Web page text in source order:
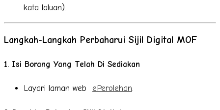
kata laluan).
Langkah-Langkah Perbaharui Sijil Digital MOF
1. Isi Borang Yang Telah Di Sediakan
Layari laman web ePerolehan.